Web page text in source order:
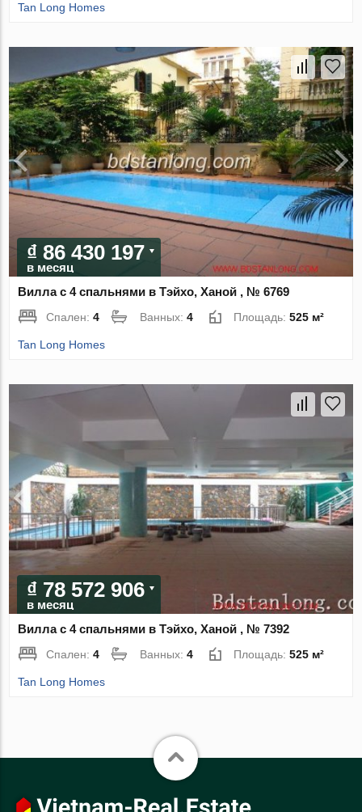
Tan Long Homes
₫ 86 430 197
в месяц
Вилла с 4 спальнями в Тэйхо, Ханой , № 6769
Спален:4 Ванных:4 Площадь:525 м²
Tan Long Homes
₫ 78 572 906
в месяц
Вилла с 4 спальнями в Тэйхо, Ханой , № 7392
Спален:4 Ванных:4 Площадь:525 м²
Tan Long Homes